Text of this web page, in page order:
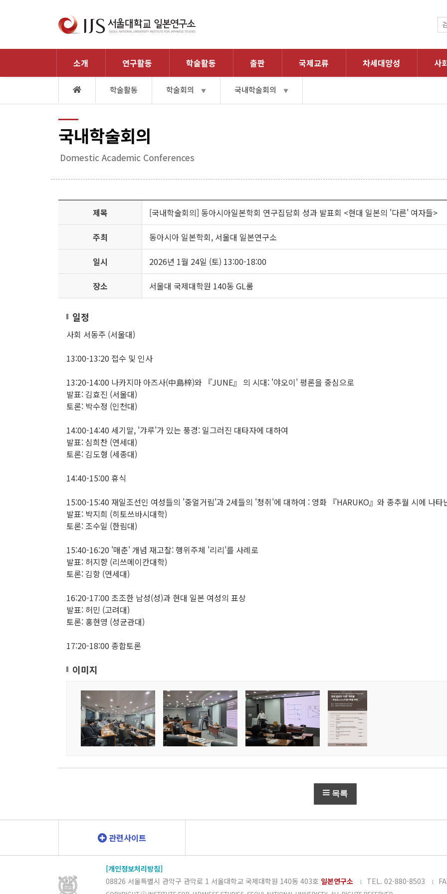
소개 연구활동 학술활동 출판 국제교류 차세대양성 사
학술활동 학술회의 ▼ 국내학술회의 ▼
국내학술회의
Domestic Academic Conferences
제목 [국내학술회의] 동아시아일본학회 연구집담회 성과 발표회 <현대 일본의 '다른' 여자들>
주최 동아시아 일본학회, 서울대 일본연구소
일시 2026년 1월 24일 (토) 13:00-18:00
장소 서울대 국제대학원 140동 GL룸
일정
사회 서동주 (서울대)
13:00-13:20 접수 및 인사
13:20-14:00 나카지마 아즈사(中島梓)와 『JUNE』 의 시대: '야오이' 평론을 중심으로
발표: 김효진 (서울대)
토론: 박수정 (인천대)
14:00-14:40 세기말, '갸루'가 있는 풍경: 일그러진 대타자에 대하여
발표: 심희찬 (연세대)
토론: 김도형 (세종대)
14:40-15:00 휴식
15:00-15:40 재일조선인 여성들의 '중얼거림'과 2세들의 '청취'에 대하여 : 영화 『HARUKO』와 종추월 시에 나타
발표: 박지희 (히토쓰바시대학)
토론: 조수일 (한림대)
15:40-16:20 '매춘' 개념 재고찰: 행위주체 '리리'를 사례로
발표: 허지향 (리쓰메이칸대학)
토론: 김항 (연세대)
16:20-17:00 초조한 남성(성)과 현대 일본 여성의 표상
발표: 허민 (고려대)
토론: 홍현영 (성균관대)
17:20-18:00 종합토론
이미지
목록
관련사이트
[개인정보처리방침]
08826 서울특별시 관악구 관악로 1 서울대학교 국제대학원 140동 403호 일본연구소 l TEL. 02-880-8503 l